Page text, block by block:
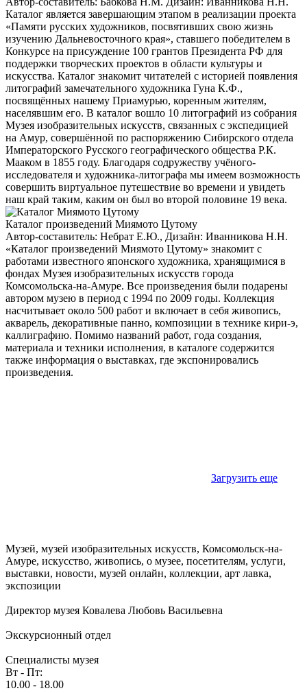
Каталог является завершающим этапом в реализации проекта
«Памяти русских художников, посвятивших свою жизнь
изучению Дальневосточного края», ставшего победителем в
Конкурсе на присуждение 100 грантов Президента РФ для
поддержки творческих проектов в области культуры и
искусства. Каталог знакомит читателей с историей появления
литографий замечательного художника Гуна К.Ф.,
посвящённых нашему Приамурью, коренным жителям,
населявшим его. В каталог вошло 10 литографий из собрания
Музея изобразительных искусств, связанных с экспедицией
на Амур, совершённой по распоряжению Сибирского отдела
Императорского Русского географического общества Р.К.
Мааком в 1855 году. Благодаря содружеству учёного-
исследователя и художника-литографа мы имеем возможность
совершить виртуальное путешествие во времени и увидеть
наш край таким, каким он был во второй половине 19 века.
Каталог произведений Миямото Цутому
Автор-составитель: Небрат Е.Ю., Дизайн: Иванникова Н.Н.
«Каталог произведений Миямото Цутому» знакомит с
работами известного японского художника, хранящимися в
фондах Музея изобразительных искусств города
Комсомольска-на-Амуре. Все произведения были подарены
автором музею в период с 1994 по 2009 годы. Коллекция
насчитывает около 500 работ и включает в себя живопись,
акварель, декоративные панно, композиции в технике кири-э,
каллиграфию. Помимо названий работ, года создания,
материала и техники исполнения, в каталоге содержится
также информация о выставках, где экспонировались
произведения.
Загрузить еще
Музей, музей изобразительных искусств, Комсомольск-на-
Амуре, искусство, живопись, о музее, посетителям, услуги,
выставки, новости, музей онлайн, коллекции, арт лавка,
экспозиции
Директор музея Ковалева Любовь Васильевна
Экскурсионный отдел
Специалисты музея
Вт - Пт:
10.00 - 18.00